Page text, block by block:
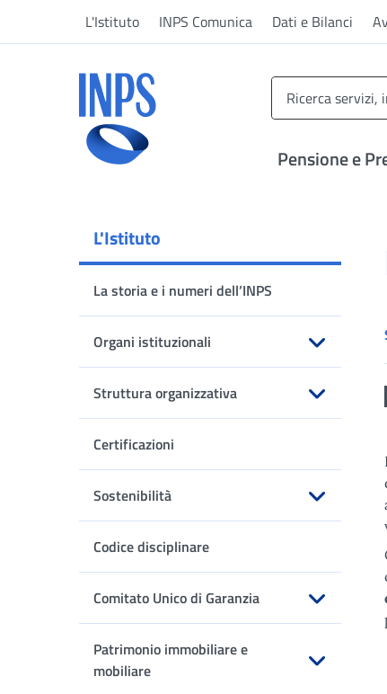
L'Istituto INPS Comunica Dati e Bilanci
Pensione e
L'Istituto
La storia e i numeri dell’INPS
Organi istituzionali
Apri sottomenu
Struttura organizzativa
Apri sottomenu
Certificazioni
Sostenibilità
Apri sottomenu
Codice disciplinare
Comitato Unico di Garanzia
Apri sottomenu
Patrimonio immobiliare e
mobiliare